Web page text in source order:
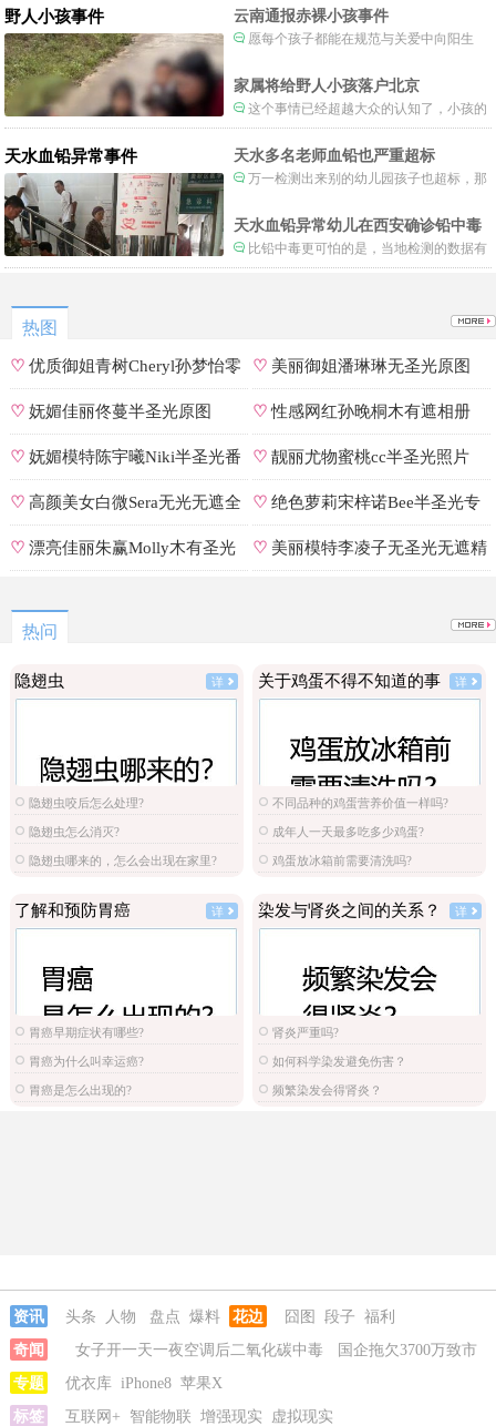
野人小孩事件 云南通报赤裸小孩事件
愿每个孩子都能在规范与关爱中向阳生
家属将给野人小孩落户北京
这个事情已经超越大众的认知了，小孩的
形体和状态已经畸形了，得尽快送医。
天水血铅异常事件 天水多名老师血铅也严重超标
万一检测出来别的幼儿园孩子也超标，那
天水血铅异常幼儿在西安确诊铅中毒
比铅中毒更可怕的是，当地检测的数据有
可能被造假。
热图
♡优质御姐青树Cheryl孙梦怡零
遮罩私拍
♡ 美丽御姐潘琳琳无圣光原图
♡妩媚佳丽佟蔓半圣光原图 ♡性感网红孙晚桐木有遮相册
♡妩媚模特陈宇曦Niki半圣光番
号
♡ 靓丽尤物蜜桃cc半圣光照片
♡高颜美女白微Sera无光无遮全
集
♡ 绝色萝莉宋梓诺Bee半圣光专
辑
♡漂亮佳丽朱赢Molly木有圣光 ♡ 美丽模特李凌子无圣光无遮精
热问
隐翅虫 详
隐翅虫咬后怎么处理?
隐翅虫怎么消灭?
隐翅虫哪来的，怎么会出现在家里?
关于鸡蛋不得不知道的事 详
不同品种的鸡蛋营养价值一样吗?
成年人一天最多吃多少鸡蛋?
鸡蛋放冰箱前需要清洗吗?
了解和预防胃癌 详
胃癌早期症状有哪些?
胃癌为什么叫幸运癌?
胃癌是怎么出现的?
染发与肾炎之间的关系？ 详
肾炎严重吗?
如何科学染发避免伤害？
频繁染发会得肾炎？
资讯 头条 人物 盘点 爆料 花边 囧图 段子 福利
奇闻
女子开一天一夜空调后二氧化碳中毒
国企拖欠3700万致市
政工程停工
专题 优衣库 iPhone8 苹果X
标签
互联网+ 智能物联 增强现实 虚拟现实